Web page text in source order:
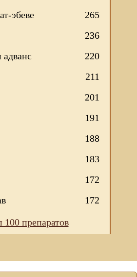
эбеве
265
236
220
211
201
191
188
183
172
172
100 препаратов
- вПолитике в отношении
данныхнашего сайта.